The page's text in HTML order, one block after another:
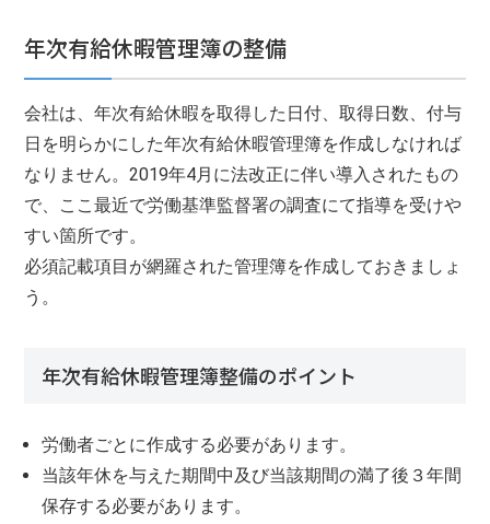
年次有給休暇管理簿の整備
会社は、年次有給休暇を取得した日付、取得日数、付与
日を明らかにした年次有給休暇管理簿を作成しなければ
なりません。2019年4月に法改正に伴い導入されたもの
で、ここ最近で労働基準監督署の調査にて指導を受けや
すい箇所です。
必須記載項目が網羅された管理簿を作成しておきましょ
う。
年次有給休暇管理簿整備のポイント
労働者ごとに作成する必要があります。
当該年休を与えた期間中及び当該期間の満了後３年間
保存する必要があります。